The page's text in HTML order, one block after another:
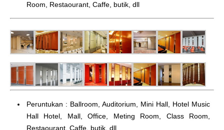
Room, Restaourant, Caffe, butik, dll
Peruntukan : Ballroom, Auditorium, Mini Hall, Hotel Music
Hall Hotel, Mall, Office, Meting Room, Class Room,
Restaourant, Caffe, butik, dll